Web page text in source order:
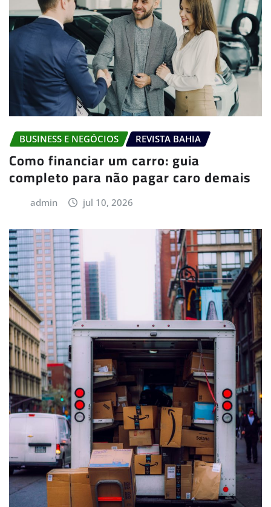
BUSINESS E NEGÓCIOS REVISTA BAHIA
Como financiar um carro: guia
completo para não pagar caro demais
admin jul 10, 2026